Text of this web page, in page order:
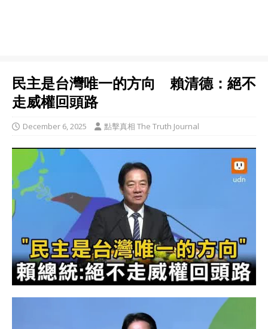
民主是台灣唯一的方向 賴清德：絕不
走威權回頭路
December 6, 2025 點擊真相 The Truth Journal